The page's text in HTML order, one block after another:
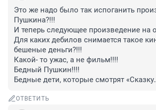
Это же надо было так испоганить
Пушкина?!!!
И теперь следующее произведение на
Для каких дебилов снимается такое
бешеные деньги?!!!
Какой- то ужас, а не фильм!!!!
Бедный Пушкин!!!!
Бедные дети, которые смотрят
ОТВЕТИТЬ